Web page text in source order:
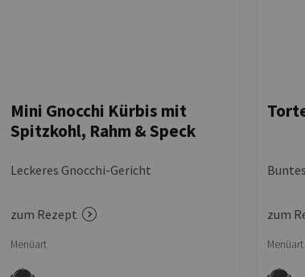
Mini Gnocchi Kürbis mit
Spitzkohl, Rahm & Speck
Leckeres Gnocchi-Gericht
zum Rezept
Menüart
zum
Menüart